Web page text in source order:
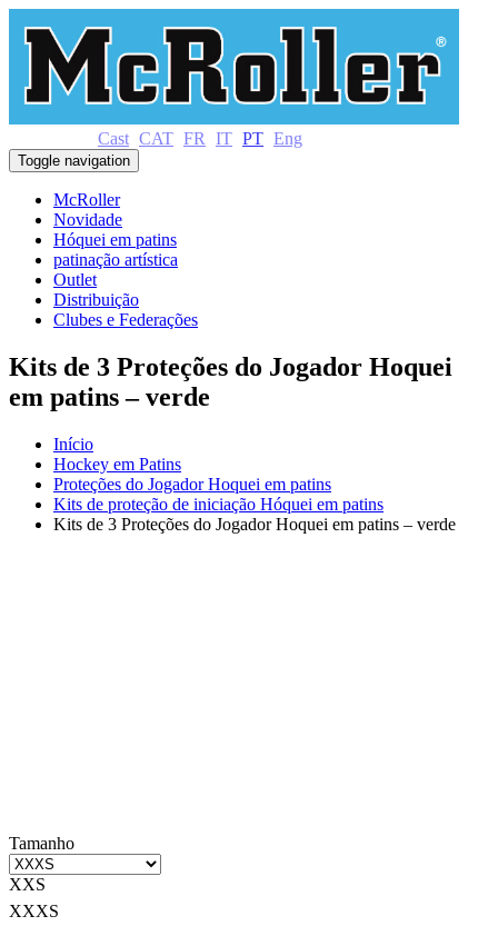
Cast CAT FR IT PT Eng
Toggle navigation
McRoller
Novidade
Hóquei em patins
patinação artística
Outlet
Distribuição
Clubes e Federações
Kits de 3 Proteções do Jogador Hoquei
em patins – verde
Início
Hockey em Patins
Proteções do Jogador Hoquei em patins
Kits de proteção de iniciação Hóquei em patins
Kits de 3 Proteções do Jogador Hoquei em patins – verde
Tamanho
XXS
XXXS